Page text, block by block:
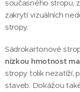
současného stropu,
zakrytí vizuálních
stropy.
Sádrokartonové
nízkou hmotnost
stropy tolik nezatíží,
staveb. Dokážou